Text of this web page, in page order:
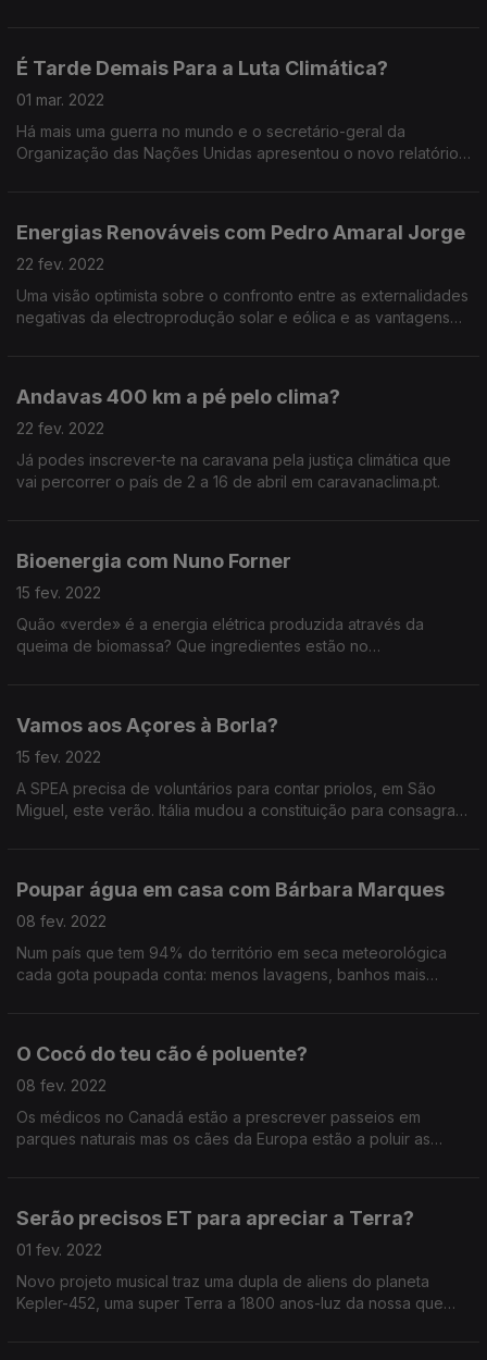
É Tarde Demais Para a Luta Climática?
01 mar. 2022
Há mais uma guerra no mundo e o secretário-geral da
Organização das Nações Unidas apresentou o novo relatório
Energias Renováveis com Pedro Amaral Jorge
22 fev. 2022
Uma visão optimista sobre o confronto entre as externalidades
negativas da electroprodução solar e eólica e as vantagens
Andavas 400 km a pé pelo clima?
22 fev. 2022
Já podes inscrever-te na caravana pela justiça climática que
vai percorrer o país de 2 a 16 de abril em caravanaclima.pt.
Bioenergia com Nuno Forner
15 fev. 2022
Quão «verde» é a energia elétrica produzida através da
queima de biomassa? Que ingredientes estão no
Vamos aos Açores à Borla?
15 fev. 2022
A SPEA precisa de voluntários para contar priolos, em São
Miguel, este verão. Itália mudou a constituição para consagrar
Poupar água em casa com Bárbara Marques
08 fev. 2022
Num país que tem 94% do território em seca meteorológica
cada gota poupada conta: menos lavagens, banhos mais
O Cocó do teu cão é poluente?
08 fev. 2022
Os médicos no Canadá estão a prescrever passeios em
parques naturais mas os cães da Europa estão a poluir as
Serão precisos ET para apreciar a Terra?
01 fev. 2022
Novo projeto musical traz uma dupla de aliens do planeta
Kepler-452, uma super Terra a 1800 anos-luz da nossa que